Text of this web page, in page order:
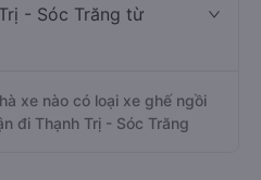
- Sóc Trăng từ
xe nào có loại xe ghế ngồi
đi Thạnh Trị - Sóc Trăng